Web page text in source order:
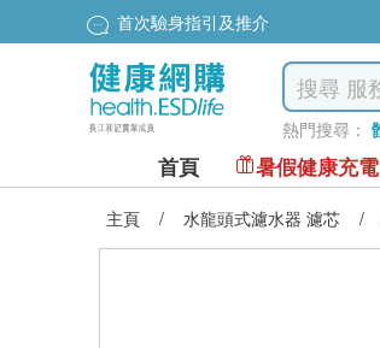
首次驗身指引及推介
熱門搜尋：
首頁 暑假健康充電
主頁 / 水龍頭式濾水器 濾芯 /